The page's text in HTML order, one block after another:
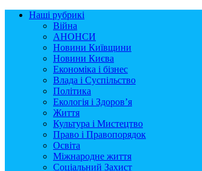
Наші рубрикі
Війна
АНОНСИ
Новини Київщини
Новини Києва
Економіка і бізнес
Влада і Суспільство
Політика
Екологія і Здоров’я
Життя
Культура і Мистецтво
Право і Правопорядок
Освіта
Міжнародне життя
Соціальний Захист